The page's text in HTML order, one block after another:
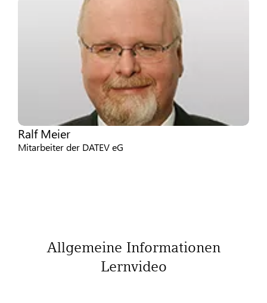
Ralf Meier
Mitarbeiter der DATEV eG
Allgemeine Informationen
Lernvideo